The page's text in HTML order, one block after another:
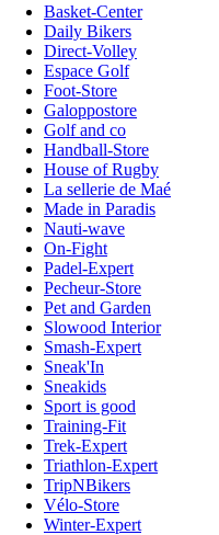
Basket-Center
Daily Bikers
Direct-Volley
Espace Golf
Foot-Store
Galoppostore
Golf and co
Handball-Store
House of Rugby
La sellerie de Maé
Made in Paradis
Nauti-wave
On-Fight
Padel-Expert
Pecheur-Store
Pet and Garden
Slowood Interior
Smash-Expert
Sneak'In
Sneakids
Sport is good
Training-Fit
Trek-Expert
Triathlon-Expert
TripNBikers
Vélo-Store
Winter-Expert